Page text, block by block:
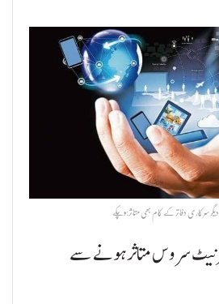
دفاترکے کام بھی متاثرہوچکے
سروس متاثرہونے سے